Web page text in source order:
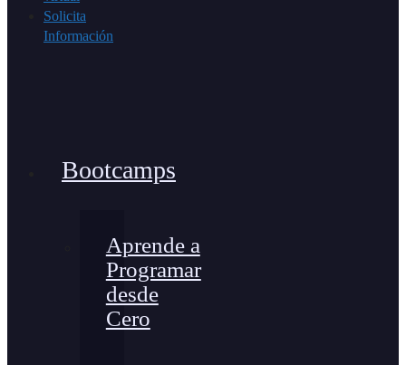
Solicita
Información
Bootcamps
Aprende a
Programar
desde
Cero